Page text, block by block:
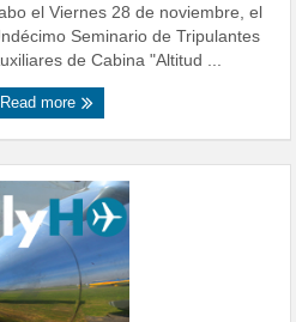
el Viernes 28 de noviembre, el
Seminario de Tripulantes
de Cabina "Altitud ...
Read more